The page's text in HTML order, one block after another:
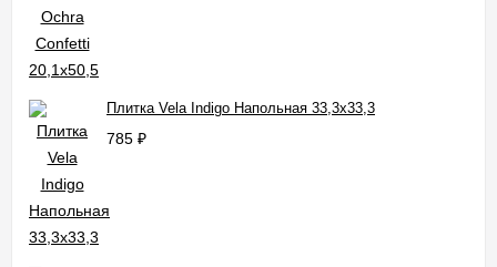
Плитка Vela Indigo Напольная 33,3x33,3
785 ₽